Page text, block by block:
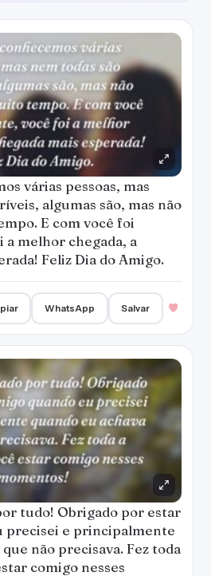
várias pessoas, mas
algumas são, mas não
E com você foi
melhor chegada, a
Feliz Dia do Amigo.
WhatsApp Salvar
tudo! Obrigado por estar
precisei e principalmente
não precisava. Fez toda
comigo nesses